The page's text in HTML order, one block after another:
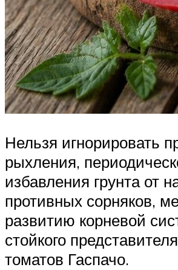
Нельзя игнорировать
рыхления,
избавления грунта от
противных сорняков,
развитию корневой
стойкого
томатов Гаспачо.